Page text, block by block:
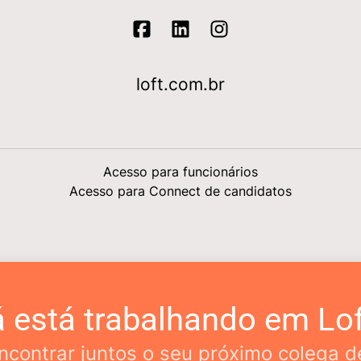
loft.com.br
Acesso para funcionários
Acesso para Connect de candidatos
está trabalhando em
juntos o seu próximo colega